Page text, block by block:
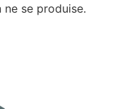
ne se produise.